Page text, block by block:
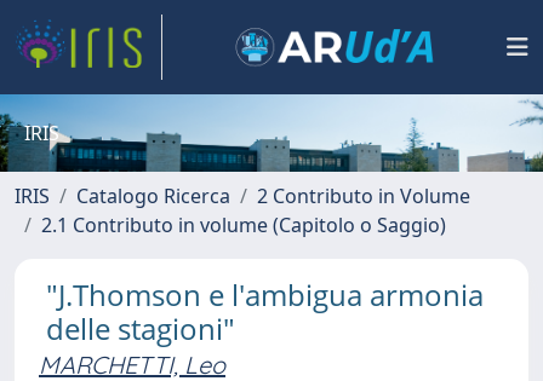
IRIS
IRIS Catalogo Ricerca
2 Contributo in Volume
2.1 Contributo in volume (Capitolo o Saggio)
"J.Thomson e l'ambigua armonia
delle stagioni"
MARCHETTI, Leo